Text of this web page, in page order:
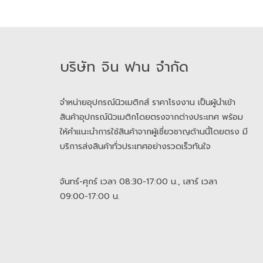
บริษัท จิน ฟาน จำกัด
จำหน่ายอุปกรณ์นิวเมติกส์ ราคาโรงงาน เป็นผู้นำเข้า
สินค้าอุปกรณ์นิวเมติกโดยตรงจากต่างประเทศ พร้อม
ให้คำแนะนำการใช้สินค้าจากผู้เชี่ยวชาญด้านนี้โดยตรง มี
บริการส่งสินค้าทั่วประเทศอย่างรวดเร็วทันใจ
จันทร์-ศุกร์ เวลา 08:30-17:00 น., เสาร์ เวลา
09:00-17:00 น.